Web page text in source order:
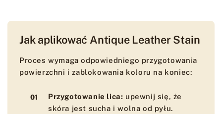
Jak aplikować Antique Leather Stain
Proces wymaga odpowiedniego przygotowania
powierzchni i zablokowania koloru na koniec:
Przygotowanie lica: upewnij się, że
skóra jest sucha i wolna od pyłu.